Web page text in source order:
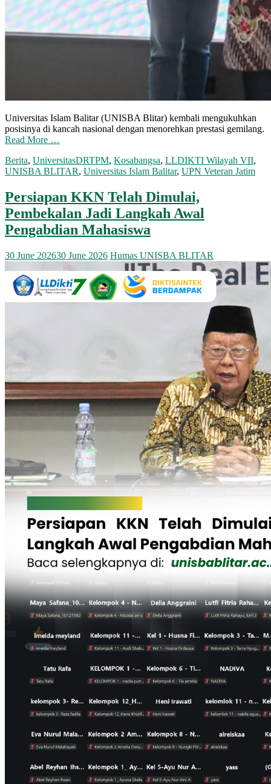
Universitas Islam Balitar (UNISBA Blitar) kembali mengukuhkan
posisinya di kancah nasional dengan menorehkan prestasi gemilang.
Read More …
Berita, UniversitasDRTPM, Kosabangsa, LLDIKTI Wilayah VII,
UNISBA BLITAR, Universitas Islam Balitar, UPN Veteran Jatim
Persiapan KKN Telah Dimulai,
Pembekalan Jadi Langkah Awal
Pengabdian Mahasiswa
30 June 202630 June 2026 Humas UNISBA BLITAR